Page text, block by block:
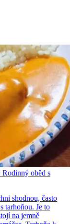
Rodinný oběd s
shodnou, často
tarhoňou. Je to
na jemně